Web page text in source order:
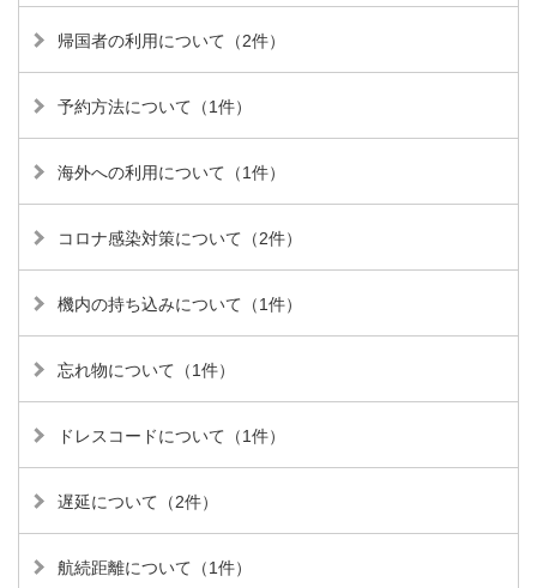
帰国者の利用について（2件）
予約方法について（1件）
海外への利用について（1件）
コロナ感染対策について（2件）
機内の持ち込みについて（1件）
忘れ物について（1件）
ドレスコードについて（1件）
遅延について（2件）
航続距離について（1件）